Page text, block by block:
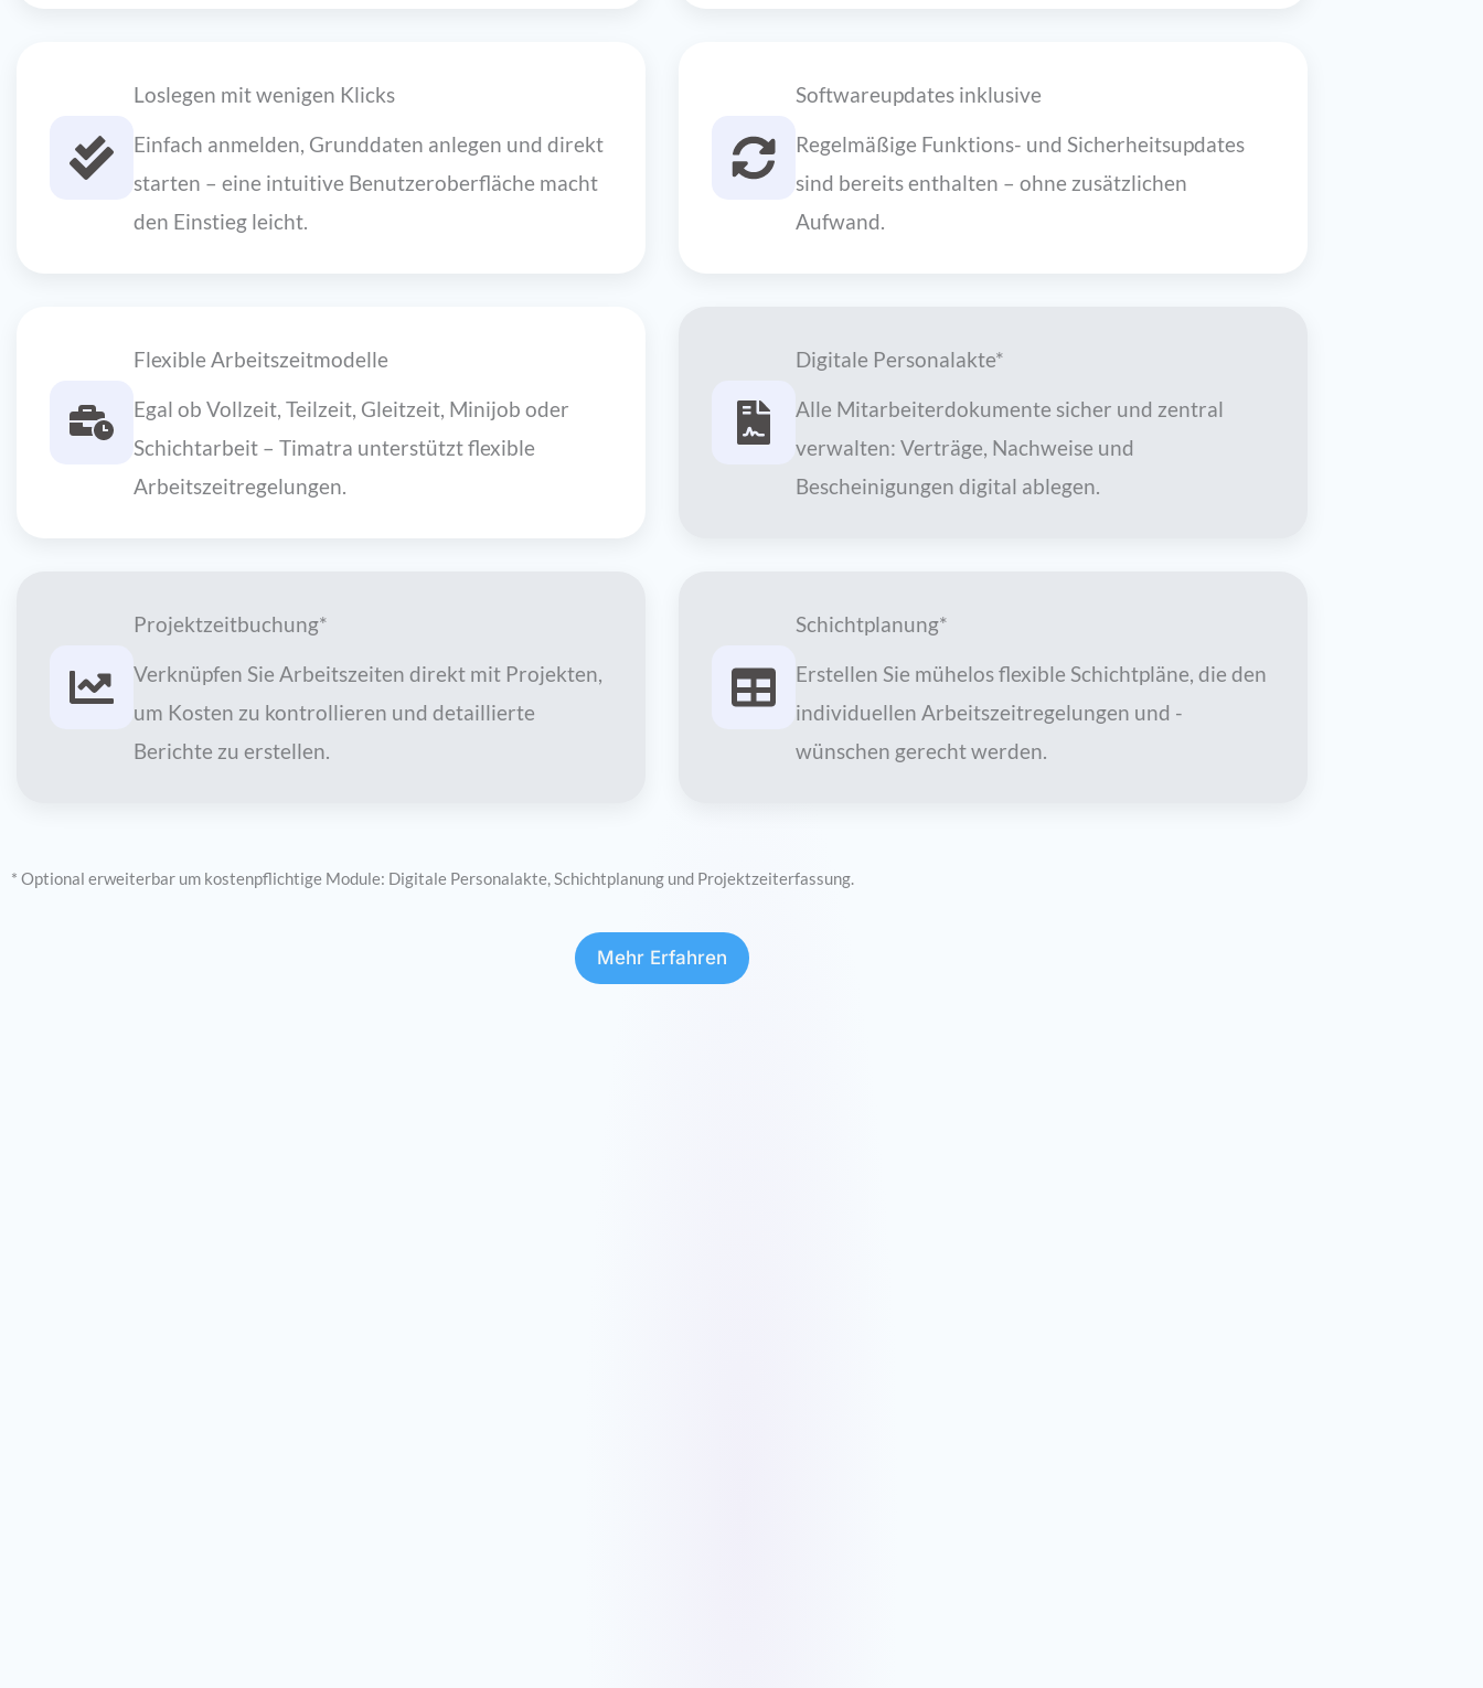
Loslegen mit wenigen Klicks
Einfach anmelden, Grunddaten anlegen und direkt
starten – eine intuitive Benutzeroberfläche macht
den Einstieg leicht.
Softwareupdates inklusive
Regelmäßige Funktions- und Sicherheitsupdates
sind bereits enthalten – ohne zusätzlichen
Aufwand.
Flexible Arbeitszeitmodelle
Egal ob Vollzeit, Teilzeit, Gleitzeit, Minijob oder
Schichtarbeit – Timatra unterstützt flexible
Arbeitszeitregelungen.
Digitale Personalakte*
Alle Mitarbeiterdokumente sicher und zentral
verwalten: Verträge, Nachweise und
Bescheinigungen digital ablegen.
Projektzeitbuchung*
Verknüpfen Sie Arbeitszeiten direkt mit Projekten,
um Kosten zu kontrollieren und detaillierte
Berichte zu erstellen.
Schichtplanung*
Erstellen Sie mühelos flexible Schichtpläne, die den
individuellen Arbeitszeitregelungen und -
wünschen gerecht werden.
* Optional erweiterbar um kostenpflichtige Module: Digitale Personalakte, Schichtplanung und Projektzeiterfassung.
Mehr Erfahren